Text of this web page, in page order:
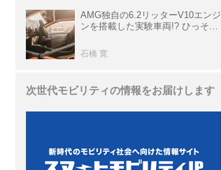
AMG独自の6.2リッターV10エンジ
ンを搭載した実験車両!? ひっそり
P900 プロトタイプ」とは
石橋 寛
次世代モビリティの情報をお届けします